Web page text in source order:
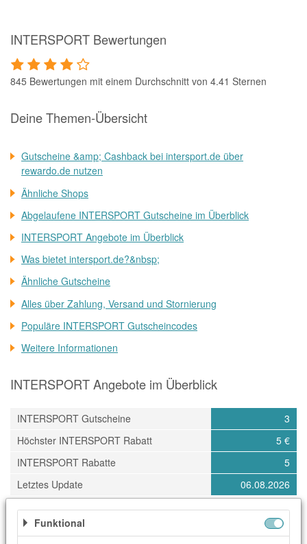
INTERSPORT Bewertungen
845 Bewertungen mit einem Durchschnitt von 4.41 Sternen
Deine Themen-Übersicht
Gutscheine &amp; Cashback bei intersport.de über
rewardo.de nutzen
Ähnliche Shops
Abgelaufene INTERSPORT Gutscheine im Überblick
INTERSPORT Angebote im Überblick
Was bietet intersport.de?&nbsp;
Ähnliche Gutscheine
Alles über Zahlung, Versand und Stornierung
Populäre INTERSPORT Gutscheincodes
Weitere Informationen
INTERSPORT Angebote im Überblick
INTERSPORT Gutscheine
3
Höchster INTERSPORT Rabatt
5 €
INTERSPORT Rabatte
5
Letztes Update
06.08.2026
Kategorien
Funktional